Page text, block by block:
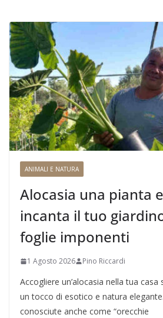
ANIMALI E NATURA
Alocasia una pianta
incanta il tuo
foglie imponenti
1 Agosto 2026 Pino Riccardi
Accogliere un’alocasia nella tua casa
un tocco di esotico e natura
conosciute anche come “orecchie